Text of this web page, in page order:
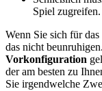
Spiel zugreifen.
Wenn Sie sich für
das nicht
Vorkonfiguration
der am besten zu
Sie irgendwelche